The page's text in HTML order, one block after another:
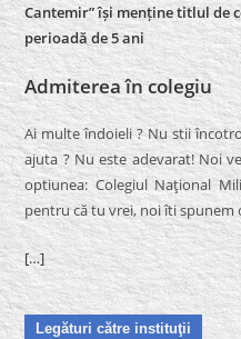
Cantemir” își menține titlul de
perioadă de 5 ani
Admiterea în colegiu
Ai multe îndoieli ? Nu stii
ajuta ? Nu este adevarat! Noi
optiunea: Colegiul Naţional
pentru că tu vrei, noi îti spunem
[…]
Legături către instituţii